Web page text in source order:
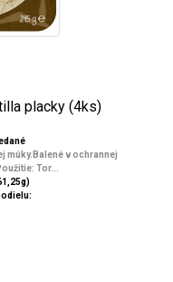
placky (4ks)
múky.Balené v ochrannej
Tor...